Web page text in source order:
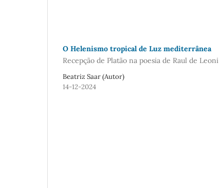
O Helenismo tropical de Luz mediterrânea
Recepção de Platão na poesia de Raul de Leoni
Beatriz Saar (Autor)
14-12-2024